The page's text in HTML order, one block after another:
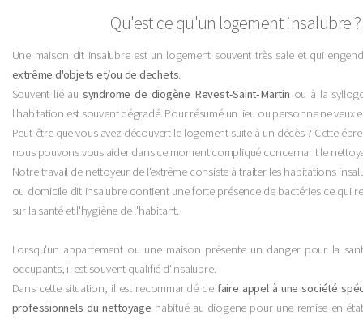
Qu'est ce qu'un logement insalubre ?
Une maison dit insalubre est un logement souvent très sale et qui
extrême d'objets et/ou de dechets.
Souvent lié au syndrome de diogène Revest-Saint-Martin ou à la
l'habitation est souvent dégradé. Pour résumé un lieu ou personne ne veux
Peut-être que vous avez découvert le logement suite à un décès ? Cette
nous pouvons vous aider dans ce moment compliqué concernant le
Notre travail de nettoyeur de l'extrême consiste à traiter les habitations
ou domicile dit insalubre contient une forte présence de bactéries ce qui
sur la santé et l'hygiène de l'habitant.
Lorsqu'un appartement ou une maison présente un danger pour la
occupants, il est souvent qualifié d'insalubre.
Dans cette situation, il est recommandé de faire appel à une société
professionnels du nettoyage habitué au diogene pour une remise en